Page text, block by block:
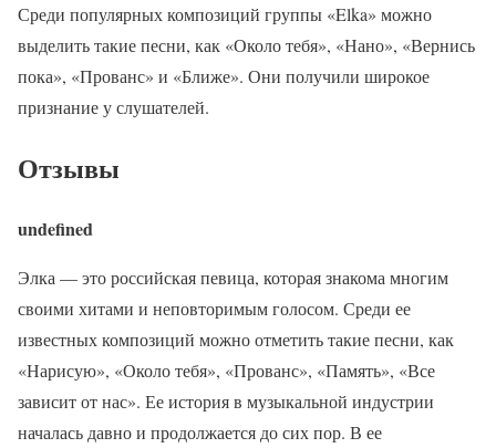
Среди популярных композиций группы «Elka» можно
выделить такие песни, как «Около тебя», «Нано», «Вернись
пока», «Прованс» и «Ближе». Они получили широкое
признание у слушателей.
Отзывы
undefined
Элка — это российская певица, которая знакома многим
своими хитами и неповторимым голосом. Среди ее
известных композиций можно отметить такие песни, как
«Нарисую», «Около тебя», «Прованс», «Память», «Все
зависит от нас». Ее история в музыкальной индустрии
началась давно и продолжается до сих пор. В ее